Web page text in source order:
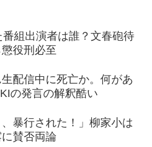
組出演者は誰？文春砲待
役刑必至
配信中に死亡か。何があ
の発言の解釈酷い
、暴行された！」柳家小は
賛否両論